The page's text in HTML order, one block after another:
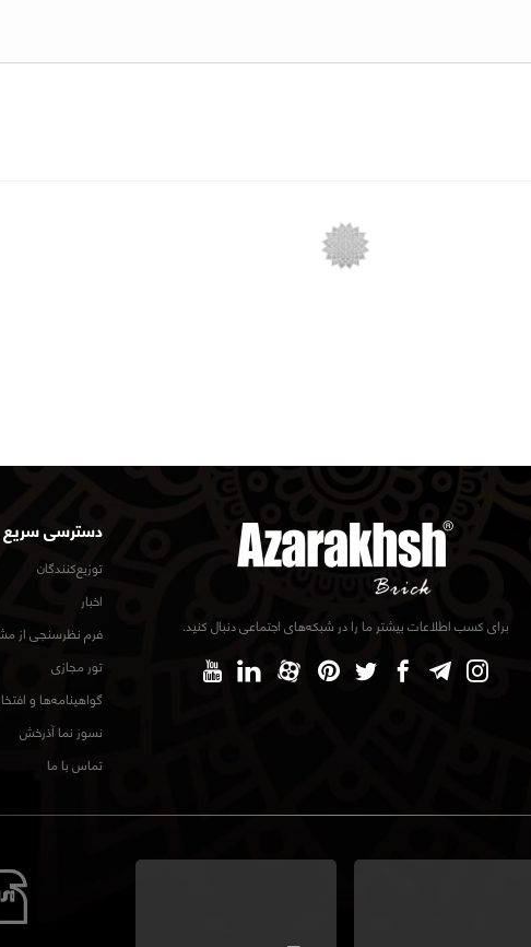
برای کسب اطلاعات بیشتر ما را در شبکه‌های اجتماعی دنبال کنید.
دسترسی سریع
توزیع‌کنندگان
اخبار
فرم نظرسنجی از
تور مجازی
گواهینامه‌ها و
نسوز نما آذرخش
تماس با ما